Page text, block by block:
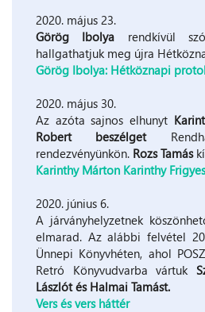
2020. május 23.
Görög Ibolya rendkívül
hallgathatjuk meg újra
Görög Ibolya: Hétköznapi
2020. május 30.
Az azóta sajnos elhunyt
Robert beszélget
rendezvényünkön. Rozs Tamás
Karinthy Márton Karinthy
2020. június 6.
A járványhelyzetnek
elmarad. Az alábbi felvétel
Ünnepi Könyvhéten, ahol
Retró Könyvudvarba vártuk
Lászlót és Halmai Tamást.
Vers és vers háttér